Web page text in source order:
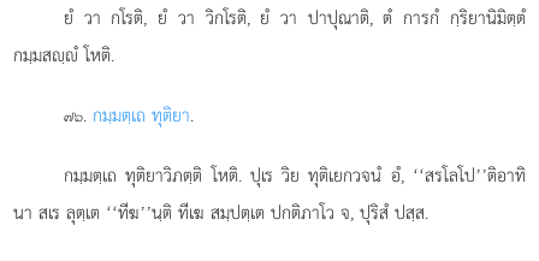
ยํ วา กโรติ, ยํ วา วิกโรติ, ยํ วา ปาปุณาติ, ตํ การกํ กฺริยานิมิตฺตํ
กมฺมสฺํ โหติ.
๗๖. กมฺมตฺเถ ทุติยา.
กมฺมตฺเถ ทุติยาวิภตฺติ โหติ. ปุเร วิย ทุติเยกวจนํ อํ, ‘‘สรโลโป’’ติอาทิ
นา สเร ลุตฺเต ‘‘ทีฆ’’นฺติ ทีเฆ สมฺปตฺเต ปกติภาโว จ, ปุริสํ ปสฺส.